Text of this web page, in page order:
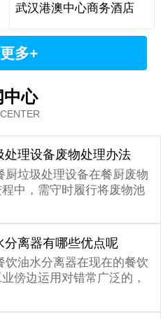
武汉港澳中心商务酒店
多+
中心
处理设备废物处理办法
厨垃圾处理设备在餐厨废物
中，需守时履行将废物池
分离器有哪些优点呢
饮油水分离器在现在的餐饮
傍边运用对错常广泛的，